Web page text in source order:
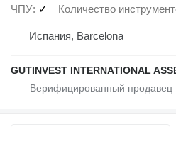
ЧПУ ✓ Количество
Испания, Barcelona
GUTINVEST INTERNATIONAL